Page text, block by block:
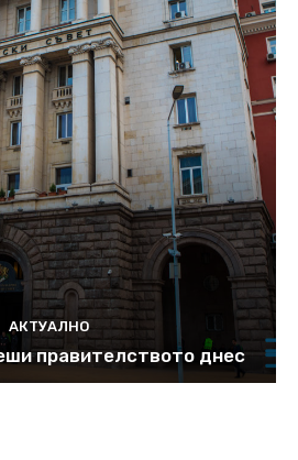
АКТУАЛНО
правителството днес